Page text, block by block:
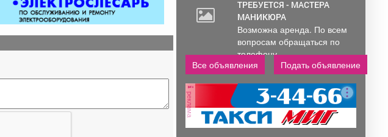
ТРЕБУЕТСЯ - МАСТЕРА
МАНИКЮРА
Возможна аренда. По всем
вопросам обращаться по
телефону..
Все объявления
Подать объявление
реклама